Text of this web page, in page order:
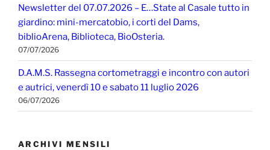
Newsletter del 07.07.2026 – E…State al Casale tutto in
giardino: mini-mercatobio, i corti del Dams,
biblioArena, Biblioteca, BioOsteria.
07/07/2026
D.A.M.S. Rassegna cortometraggi e incontro con autori
e autrici, venerdì 10 e sabato 11 luglio 2026
06/07/2026
ARCHIVI MENSILI